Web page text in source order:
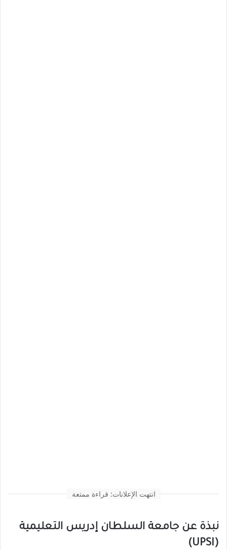
انتهت الإعلانات: قراءة ممتعة
نبذة عن جامعة السلطان إدريس التعليمية
(UPSI)